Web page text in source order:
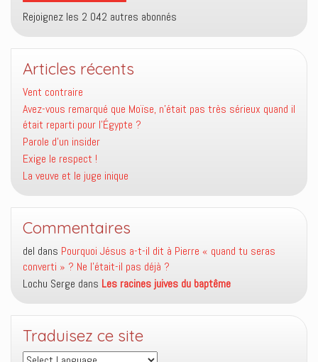
Rejoignez les 2 042 autres abonnés
Articles récents
Vent contraire
Avez-vous remarqué que Moïse, n’était pas très sérieux quand il
était reparti pour l’Égypte ?
Parole d’un insider
Exige le respect !
La veuve et le juge inique
Commentaires
del dans Pourquoi Jésus a-t-il dit à Pierre « quand tu seras
converti » ? Ne l’était-il pas déjà ?
Lochu Serge dans Les racines juives du baptême
Traduisez ce site